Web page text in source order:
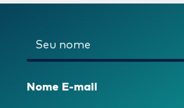
o
m
Nome E-mail